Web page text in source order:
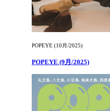
POPEYE (10月/2025)
POPEYE (9月/2025)